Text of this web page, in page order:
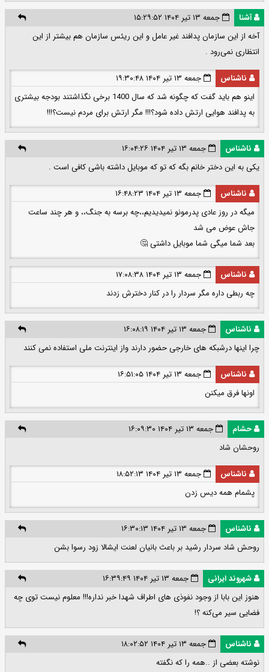
آشنا
جمعه ۱۳ تیر ۱۴۰۴ ۱۵:۲۹:۵۲
آخه از این سازمان پدافند غیر عامل و این ریئس سازمان هم بیشتر از این
انتظاری نمی‌رود .
ناشناس
جمعه ۱۳ تیر ۱۴۰۴ ۱۹:۳۰:۴۸
اینو هم باید گفت که چگونه شد که سال 1400 برخی نگذاشتند بودجه بیشتری
به پدافند هوایی ارتش داده شود؟!!! مگر ارتش برای مردم نیست؟!!!
ناشناس
جمعه ۱۳ تیر ۱۴۰۴ ۱۶:۰۴:۲۶
یکی به این دختر خانم بگه که تو که موبایل داشته باشی کافی است .
ناشناس
جمعه ۱۳ تیر ۱۴۰۴ ۱۶:۴۸:۲۳
میگه در روز عادی پدرمونو نمیدیدیم،،چه برسه به جنگ،، و هر چند ساعت
جاش عوض می شد
بعد شما میگی شما موبایل داشتی 🤔
ناشناس
جمعه ۱۳ تیر ۱۴۰۴ ۱۷:۰۸:۳۸
چه ربطی داره مگر سردار را در کنار دخترش زدند
ناشناس
جمعه ۱۳ تیر ۱۴۰۴ ۱۶:۰۸:۱۹
چرا اینها درشبکه های خارجی حضور دارند واز اینترنت ملی استفاده نمی کنند
ناشناس
جمعه ۱۳ تیر ۱۴۰۴ ۱۶:۵۱:۰۵
اونها فرق میکنن
حشام
جمعه ۱۳ تیر ۱۴۰۴ ۱۶:۰۹:۳۰
روحشان شاد
ناشناس
جمعه ۱۳ تیر ۱۴۰۴ ۱۸:۵۲:۱۳
پشمام همه دیس زدن
ناشناس
جمعه ۱۳ تیر ۱۴۰۴ ۱۶:۳۰:۱۳
روحش شاد سردار رشید بر باعث بانیان لعنت ایشالا زود رسوا بشن
شهروند ایرانی
جمعه ۱۳ تیر ۱۴۰۴ ۱۶:۳۹:۴۹
هنوز این بابا از وجود نفوذی های اطراف شهدا خبر نداره!!! معلوم نیست توی چه
فضایی سیر می‌کنه ؟!
ناشناس
جمعه ۱۳ تیر ۱۴۰۴ ۱۸:۰۲:۵۲
نوشته بعضی از ..همه را که نگفته